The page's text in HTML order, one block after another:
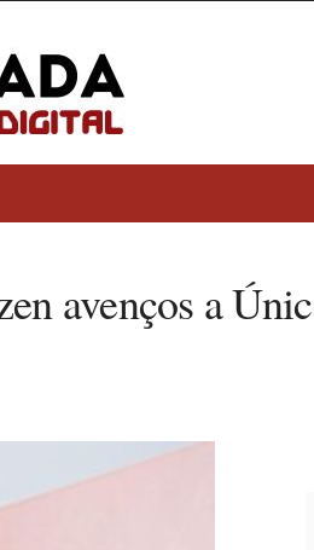
avenços a